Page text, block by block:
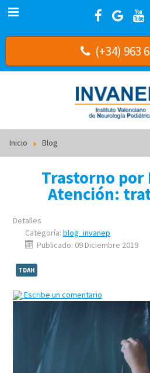
(+34) 963
Inicio Blog
Trastorno por
Atención:
Detalles
Categoría: blog_invanep
Publicado: 09 Diciembre 2019
TDAH
Escribe un comentario